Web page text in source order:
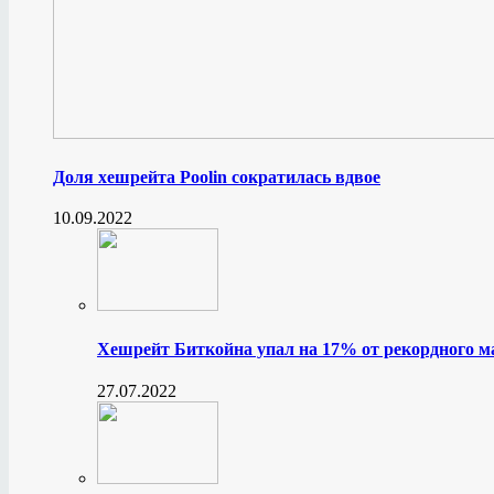
Доля хешрейта Poolin сократилась вдвое
10.09.2022
Хешрейт Биткойна упал на 17% от рекордного
27.07.2022